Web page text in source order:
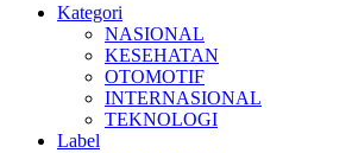
Kategori
NASIONAL
KESEHATAN
OTOMOTIF
INTERNASIONAL
TEKNOLOGI
Label